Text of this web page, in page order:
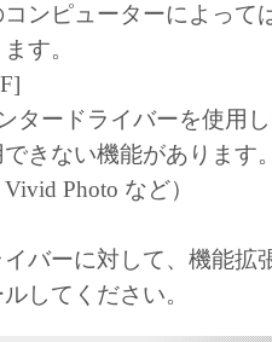
ンピューターによって
す。
タードライバーを使用
きない機能があります
Photo など）
バーに対して、機能拡
してください。